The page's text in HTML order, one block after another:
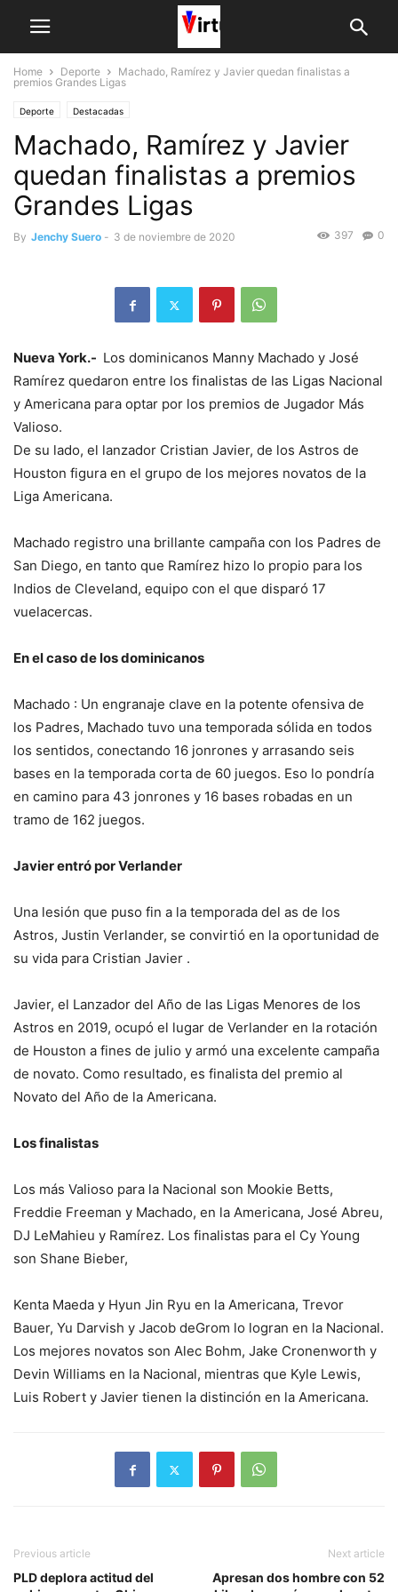
Home Deporte
Machado, Ramírez y Javier quedan finalistas a
premios Grandes Ligas
Deporte Destacadas
Machado, Ramírez y Javier
quedan finalistas a premios
Grandes Ligas
By Jenchy Suero - 3 de noviembre de 2020 0
397
Nueva York.- Los dominicanos Manny Machado y José
Ramírez quedaron entre los finalis­tas de las Ligas Nacional
y Americana para optar por los premios de Jugador Más
Valioso.
De su lado, el lanzador Cristian Javier, de los As­tros de
Houston figura en el grupo de los mejores no­vatos de la
Liga America­na.
Machado registro una brillante campaña con los Padres de
San Diego, en tanto que Ramírez hizo lo propio para los
Indios de Cleveland, equipo con el que disparó 17
vuelacer­cas.
En el caso delos dominicanos
Machado : Un engranaje clave en la potente ofensi­va de
los Padres, Machado tuvo una temporada sóli­da en todos
los sentidos, conectando 16 jonrones y arrasando seis
bases en la temporada corta de 60 juegos. Eso lo pondría
en camino para 43 jonrones y 16 bases robadas en un
tramo de 162 juegos.
Javier entrópor Verlander
Una lesión que puso fin a la temporada del as de los
Astros, Justin Verlander, se convirtió en la oportuni­dad de
su vida para Cris­tian Javier .
Javier, el Lanzador del Año de las Ligas Meno­res de los
Astros en 2019, ocupó el lugar de Verlan­der en la rotación
de Hous­ton a fines de julio y armó una excelente campaña
de novato. Como resultado, es finalista del premio al
Novato del Año de la Ame­ricana.
Los finalistas
Los más Valioso para la Na­cional son Mookie Betts,
Freddie Freeman y Macha­do, en la Americana, José Abreu,
DJ LeMahieu y Ra­mírez. Los finalistas para el Cy Young
son Shane Bieber,
Kenta Maeda y Hyun Jin Ryu en la Americana, Tre­vor
Bauer, Yu Darvish y Ja­cob deGrom lo logran en la Nacional.
Los mejores no­vatos son Alec Bohm, Jake Cronenworth y
Devin Wi­lliams en la Nacional, mien­tras que Kyle Lewis,
Luis Robert y Javier tienen la dis­tinción en la Americana.
Previous article
PLD deplora actitud del
Next article
Apresan dos hombre con 52